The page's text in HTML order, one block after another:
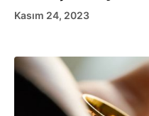
Kasım 24, 2023